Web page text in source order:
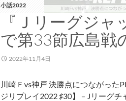
小話2022
『Ｊリーグジャ
で第33節広島戦
2022年11月4日
川崎Ｆvs神戸 決勝点につながった
ジリプレイ2022 ♯30】 – Jリーグ